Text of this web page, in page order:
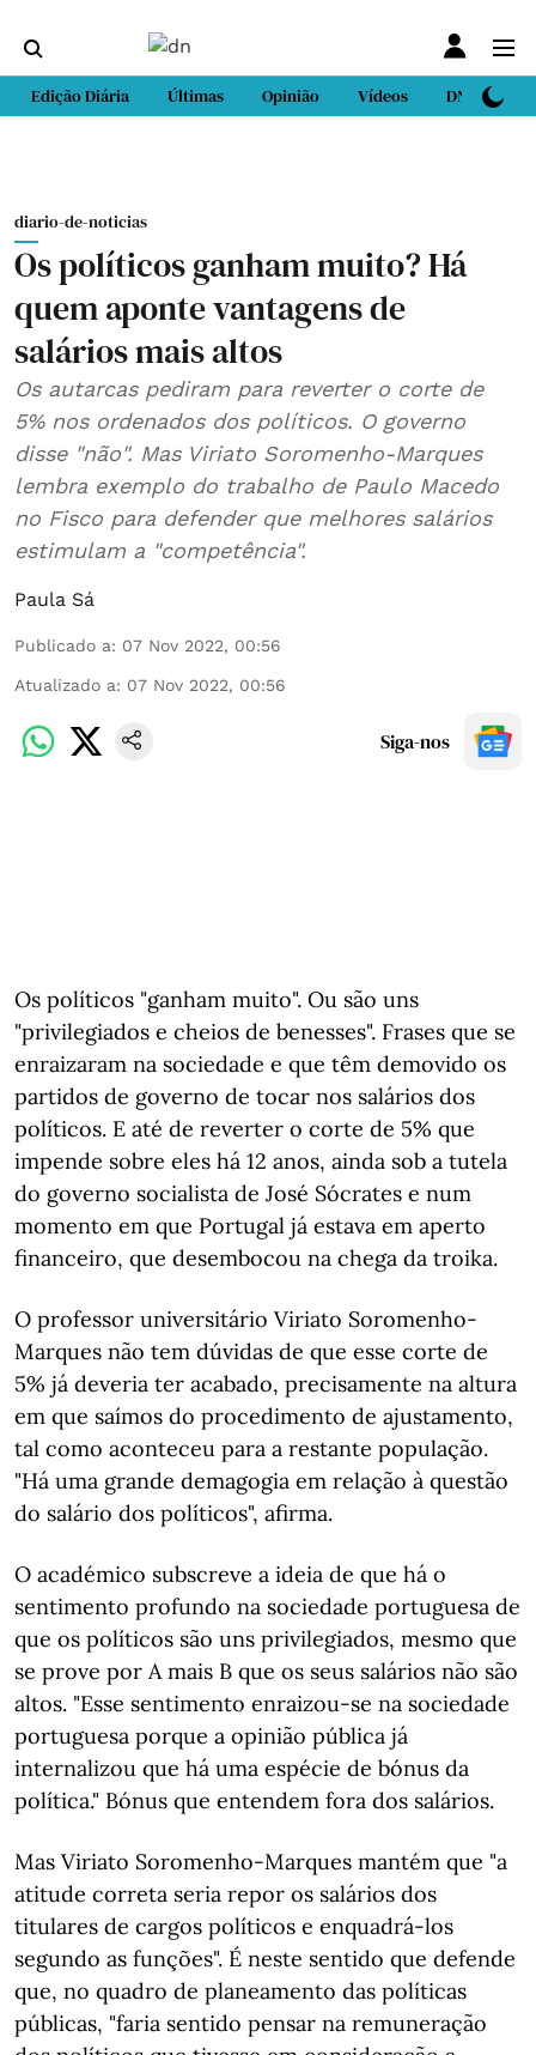
Edição Diária Últimas Opinião Vídeos DN Sport
diario-de-noticias
Os políticos ganham muito? Há
quem aponte vantagens de
salários mais altos
Os autarcas pediram para reverter o corte de
5% nos ordenados dos políticos. O governo
disse "não". Mas Viriato Soromenho-Marques
lembra exemplo do trabalho de Paulo Macedo
no Fisco para defender que melhores salários
estimulam a "competência".
Paula Sá
Publicado a: 07 Nov 2022, 00:56
Atualizado a: 07 Nov 2022, 00:56
Siga-nos
Os políticos "ganham muito". Ou são uns
"privilegiados e cheios de benesses". Frases que se
enraizaram na sociedade e que têm demovido os
partidos de governo de tocar nos salários dos
políticos. E até de reverter o corte de 5% que
impende sobre eles há 12 anos, ainda sob a tutela
do governo socialista de José Sócrates e num
momento em que Portugal já estava em aperto
financeiro, que desembocou na chega da troika.
O professor universitário Viriato Soromenho-
Marques não tem dúvidas de que esse corte de
5% já deveria ter acabado, precisamente na altura
em que saímos do procedimento de ajustamento,
tal como aconteceu para a restante população.
"Há uma grande demagogia em relação à questão
do salário dos políticos", afirma.
O académico subscreve a ideia de que há o
sentimento profundo na sociedade portuguesa de
que os políticos são uns privilegiados, mesmo que
se prove por A mais B que os seus salários não são
altos. "Esse sentimento enraizou-se na sociedade
portuguesa porque a opinião pública já
internalizou que há uma espécie de bónus da
política." Bónus que entendem fora dos salários.
Mas Viriato Soromenho-Marques mantém que "a
atitude correta seria repor os salários dos
titulares de cargos políticos e enquadrá-los
segundo as funções". É neste sentido que defende
que, no quadro de planeamento das políticas
públicas, "faria sentido pensar na remuneração